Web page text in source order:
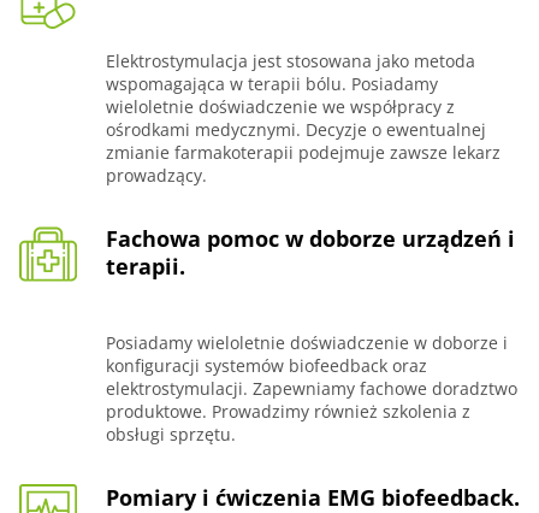
Elektrostymulacja jest stosowana jako metoda
wspomagająca w terapii bólu. Posiadamy
wieloletnie doświadczenie we współpracy z
ośrodkami medycznymi. Decyzje o ewentualnej
zmianie farmakoterapii podejmuje zawsze lekarz
prowadzący.
Fachowa pomoc w doborze urządzeń i
terapii.
Posiadamy wieloletnie doświadczenie w doborze i
konfiguracji systemów biofeedback oraz
elektrostymulacji. Zapewniamy fachowe doradztwo
produktowe. Prowadzimy również szkolenia z
obsługi sprzętu.
Pomiary i ćwiczenia EMG biofeedback.